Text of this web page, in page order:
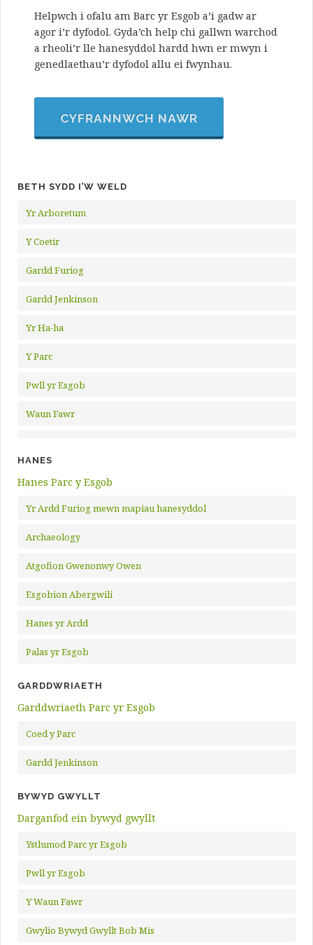
Helpwch i ofalu am Barc yr Esgob a’i gadw ar
agor i’r dyfodol. Gyda’ch help chi gallwn warchod
a rheoli’r lle hanesyddol hardd hwn er mwyn i
genedlaethau’r dyfodol allu ei fwynhau.
CYFRANNWCH NAWR
BETH SYDD I’W WELD
Yr Arboretum
Y Coetir
Gardd Furiog
Gardd Jenkinson
Yr Ha-ha
Y Parc
Pwll yr Esgob
Waun Fawr
HANES
Hanes Parc y Esgob
Yr Ardd Furiog mewn mapiau hanesyddol
Archaeology
Atgofion Gwenonwy Owen
Esgobion Abergwili
Hanes yr Ardd
Palas yr Esgob
GARDDWRIAETH
Garddwriaeth Parc yr Esgob
Coed y Parc
Gardd Jenkinson
BYWYD GWYLLT
Darganfod ein bywyd gwyllt
Ystlumod Parc yr Esgob
Pwll yr Esgob
Y Waun Fawr
Gwylio Bywyd Gwyllt Bob Mis